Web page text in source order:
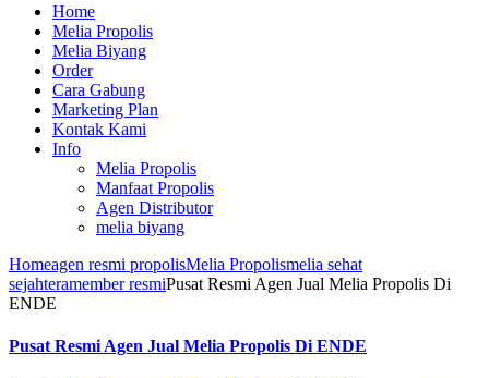
Home
Melia Propolis
Melia Biyang
Order
Cara Gabung
Marketing Plan
Kontak Kami
Info
Melia Propolis
Manfaat Propolis
Agen Distributor
melia biyang
Homeagen resmi propolisMelia Propolismelia sehat
sejahteramember resmiPusat Resmi Agen Jual Melia Propolis Di
ENDE
Pusat Resmi Agen Jual Melia Propolis Di ENDE